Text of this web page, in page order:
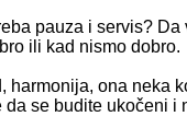
pauza i servis?
ili kad nismo dobro.
harmonija, ona neka
se budite ukočeni i